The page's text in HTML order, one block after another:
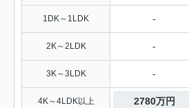
1DK～1LDK -
2K～2LDK -
3K～3LDK -
4K～4LDK以上 2780万円